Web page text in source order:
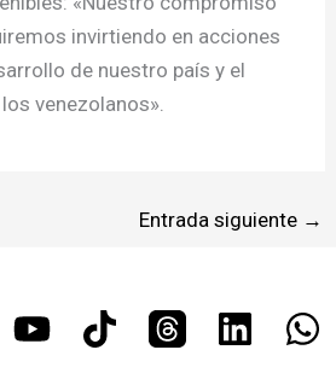
invirtiendo en acciones
de nuestro país y el
venezolanos».
Entrada siguiente →